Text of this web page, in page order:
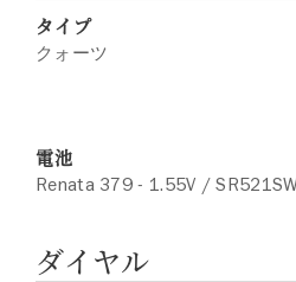
タイプ
クォーツ
電池
Renata 379 - 1.55V /
ダイヤル